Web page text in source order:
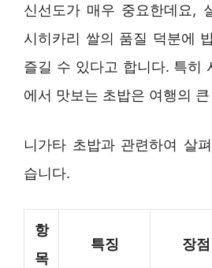
신선도가 매우 중요한데요,
시히카리 쌀의 품질 덕분에
즐길 수 있다고 합니다. 특히
에서 맛보는 초밥은 여행의
니가타 초밥과 관련하여 살
습니다.
항
목
특징 장점